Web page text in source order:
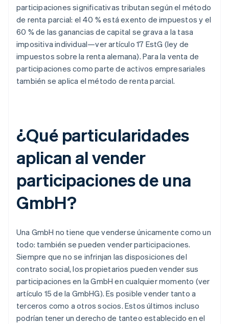
participaciones significativas tributan según el método
de renta parcial: el 40 % está exento de impuestos y el
60 % de las ganancias de capital se grava a la tasa
impositiva individual—ver artículo 17 EstG (ley de
impuestos sobre la renta alemana). Para la venta de
participaciones como parte de activos empresariales
también se aplica el método de renta parcial.
¿Qué particularidades
aplican al vender
participaciones de una
GmbH?
Una GmbH no tiene que venderse únicamente como un
todo: también se pueden vender participaciones.
Siempre que no se infrinjan las disposiciones del
contrato social, los propietarios pueden vender sus
participaciones en la GmbH en cualquier momento (ver
artículo 15 de la GmbHG). Es posible vender tanto a
terceros como a otros socios. Estos últimos incluso
podrían tener un derecho de tanteo establecido en el